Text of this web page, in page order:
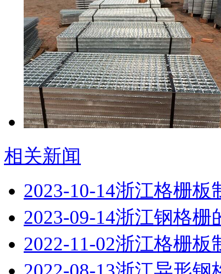
相关新闻
2023-10-14浙江格栅板
2023-09-14浙江钢格栅
2022-11-02浙江格栅板